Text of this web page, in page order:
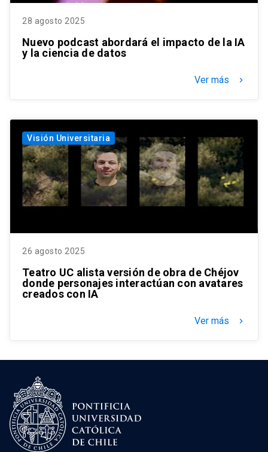
28 agosto 2025
Nuevo podcast abordará el impacto de la IA
y la ciencia de datos
Ver más keyboard_arrow_right
Visión Universitaria
26 agosto 2025
Teatro UC alista versión de obra de Chéjov
donde personajes interactúan con avatares
creados con IA
Ver más keyboard_arrow_right